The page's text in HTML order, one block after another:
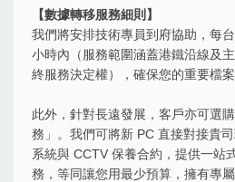
【數據轉移服務細則】
我們將安排技術專員到府協助，每
小時內（服務範圍涵蓋港鐵沿線及
終服務決定權），確保您的重要檔案
此外，針對長遠發展，客戶亦可選
務」。我們可將新 PC 直接對接貴
系統與 CCTV 保養合約，提供一站
務，等同讓您用最少預算，擁有專